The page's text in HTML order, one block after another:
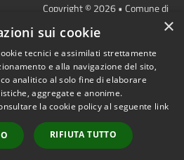
Copyright © 2026 • Comune di
Melzo - Città Metropolitana di
Milano • Powered by
Municipium•Accesso
redazione
×
sui cookie
tecnici e assimilati strettamente
e alla navigazione del sito,
analitico al solo fine di elaborare
aggregate e anonime.
la cookie policy al seguente link
RIFIUTA TUTTO